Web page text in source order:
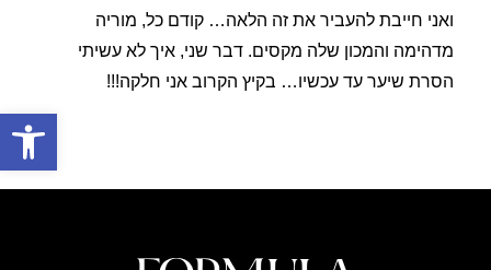
פתח
ואני חייבת להעביר את זה הלאה… קודם כל, מוריה
מדהימה והמכון שלה מקסים. דבר שני, איך לא עשיתי
הסרת שיער עד עכשיו… בקיץ הקרוב אני חלקה!!!